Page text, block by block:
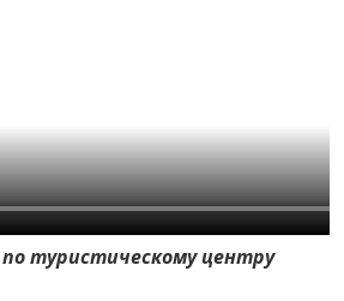
туристическому центру